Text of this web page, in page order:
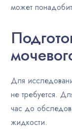
может
Для
не требуется.
час до
жидкости.